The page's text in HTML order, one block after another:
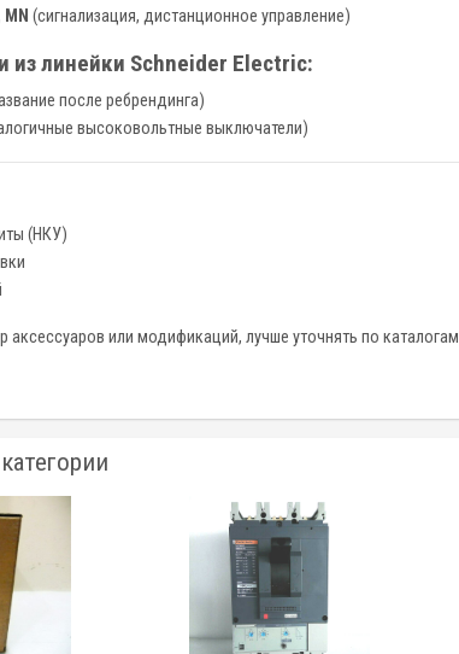
MN (сигнализация, дистанционное управление)
линейки Schneider Electric:
после ребрендинга)
высоковольтные выключатели)
(НКУ)
аксессуаров или модификаций, лучше уточнять по каталогам